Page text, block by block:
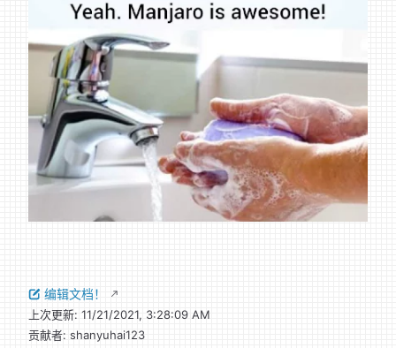
编辑文档！
上次更新: 11/21/2021, 3:28:09 AM
贡献者: shanyuhai123